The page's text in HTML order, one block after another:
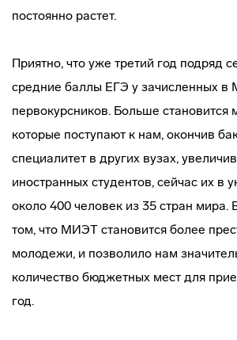
постоянно растет.
Приятно, что уже третий год подряд
средние баллы ЕГЭ у зачисленных
первокурсников. Больше становится
которые поступают к нам, окончив
специалитет в других вузах,
иностранных студентов, сейчас их в
около 400 человек из 35 стран мира.
том, что МИЭТ становится более
молодежи, и позволило нам
количество бюджетных мест для
год.